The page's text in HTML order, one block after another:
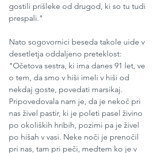
gostili prišleke od drugod, ki so tu tudi
prespali."
Nato sogovornici beseda takole uide v
desetletja oddaljeno preteklost:
"Očetova sestra, ki ima danes 91 let, ve
o tem, da smo v hiši imeli v hiši od
nekdaj goste, povedati marsikaj.
Pripovedovala nam je, da je nekoč pri
nas živel pastir, ki je poleti pasel živino
po okoliških hribih, pozimi pa je živel
po hišah v vasi. Neke noči je prenočil
pri nas, tam pri peči, medtem ko je v